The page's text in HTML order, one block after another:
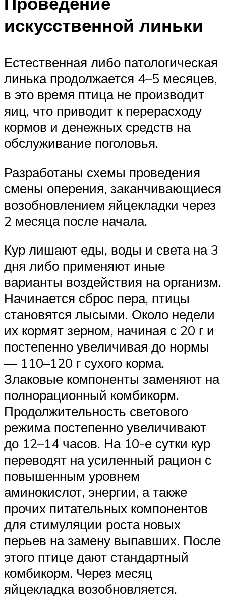
искусственной линьки
Естественная либо патологическая
линька продолжается 4–5 месяцев,
в это время птица не производит
яиц, что приводит к перерасходу
кормов и денежных средств на
обслуживание поголовья.
Разработаны схемы проведения
смены оперения, заканчивающиеся
возобновлением яйцекладки через
2 месяца после начала.
Кур лишают еды, воды и света на 3
дня либо применяют иные
варианты воздействия на организм.
Начинается сброс пера, птицы
становятся лысыми. Около недели
их кормят зерном, начиная с 20 г и
постепенно увеличивая до нормы
— 110–120 г сухого корма.
Злаковые компоненты заменяют на
полнорационный комбикорм.
Продолжительность светового
режима постепенно увеличивают
до 12–14 часов. На 10-е сутки кур
переводят на усиленный рацион с
повышенным уровнем
аминокислот, энергии, а также
прочих питательных компонентов
для стимуляции роста новых
перьев на замену выпавших. После
этого птице дают стандартный
комбикорм. Через месяц
яйцекладка возобновляется.